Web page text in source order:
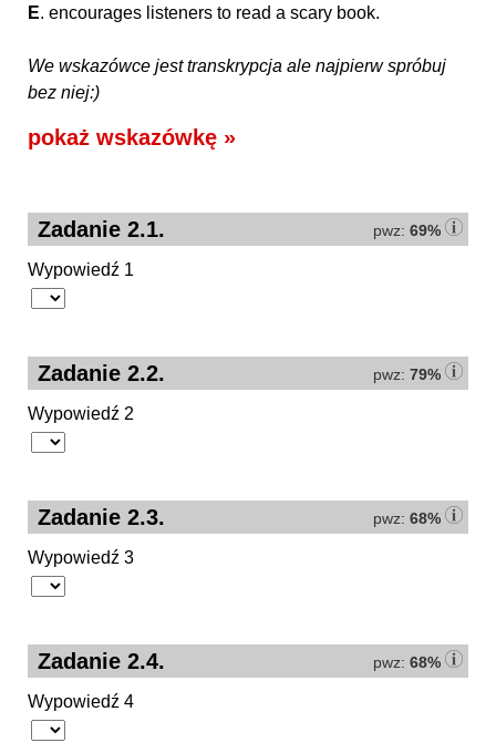
E. encourages listeners to read a scary book.
We wskazówce jest transkrypcja ale najpierw spróbuj
bez niej:)
pokaż wskazówkę »
pwz: 69%
Zadanie 2.1.
Wypowiedź 1
pwz: 79%
Zadanie 2.2.
Wypowiedź 2
pwz: 68%
Zadanie 2.3.
Wypowiedź 3
pwz: 68%
Zadanie 2.4.
Wypowiedź 4